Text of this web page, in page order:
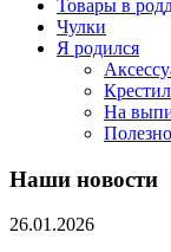
Товары в
Чулки
Я родился
На
Наши новости
26.01.2026